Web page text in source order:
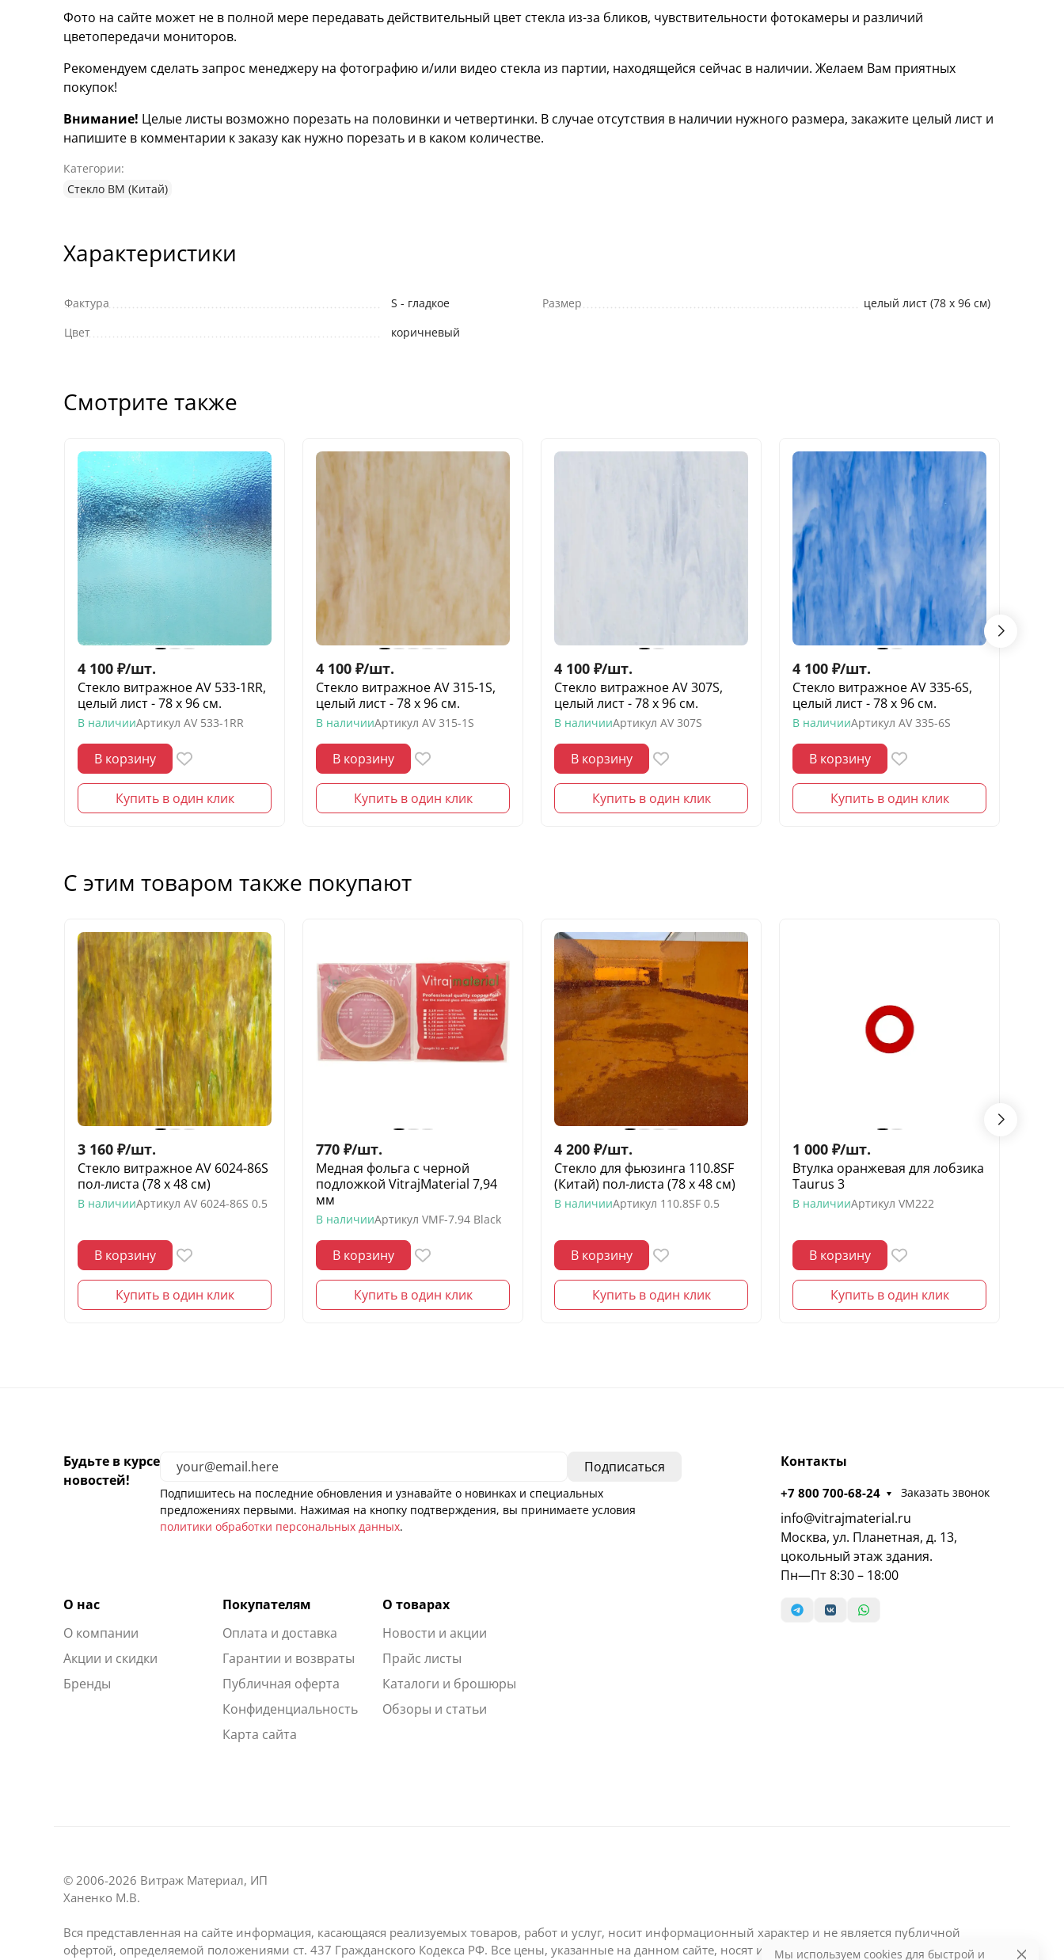
Фото на сайте может не в полной мере передавать действительный цвет стекла из-за бликов, чувствительности фотокамеры и различий
цветопередачи мониторов.
Рекомендуем сделать запрос менеджеру на фотографию и/или видео стекла из партии, находящейся сейчас в наличии. Желаем Вам приятных
покупок!
Внимание! Целые листы возможно порезать на половинки и четвертинки. В случае отсутствия в наличии нужного размера, закажите целый лист и
напишите в комментарии к заказу как нужно порезать и в каком количестве.
Категории:
Стекло ВМ (Китай)
Характеристики
Фактура
S - гладкое
Цвет
коричневый
Размер целый лист (78 х 96 см)
Смотрите также
4 100 ₽/шт.
Стекло витражное AV 533-1RR,
целый лист - 78 х 96 cм.
В наличииАртикул AV 533-1RR
В корзину
Купить в один клик
4 100 ₽/шт.
Стекло витражное AV 315-1S,
целый лист - 78 х 96 cм.
В наличииАртикул AV 315-1S
В корзину
Купить в один клик
4 100 ₽/шт.
Стекло витражное AV 307S,
целый лист - 78 х 96 cм.
В наличииАртикул AV 307S
В корзину
Купить в один клик
4 100 ₽/шт.
Стекло витражное AV 335-6S,
целый лист - 78 х 96 cм.
В наличииАртикул AV 335-6S
В корзину
Купить в один клик
С этим товаром также покупают
3 160 ₽/шт.
Стекло витражное AV 6024-86S
пол-листа (78 х 48 см)
В наличииАртикул AV 6024-86S 0.5
В корзину
Купить в один клик
770 ₽/шт.
Медная фольга с черной
подложкой VitrajMaterial 7,94
мм
В наличииАртикул VMF-7.94 Black
В корзину
Купить в один клик
4 200 ₽/шт.
Стекло для фьюзинга 110.8SF
(Китай) пол-листа (78 х 48 см)
В наличииАртикул 110.8SF 0.5
В корзину
Купить в один клик
1 000 ₽/шт.
Втулка оранжевая для лобзика
Taurus 3
В наличииАртикул VM222
В корзину
Купить в один клик
Будьте в курсе
новостей!
Подпишитесь на последние обновления и узнавайте о новинках и специальных
предложениях первыми. Нажимая на кнопку подтверждения, вы принимаете условия
политики обработки персональных данных.
О нас
О компании
Акции и скидки
Бренды
Покупателям
Оплата и доставка
Гарантии и возвраты
Публичная оферта
Конфиденциальность
Карта сайта
О товарах
Новости и акции
Прайс листы
Каталоги и брошюры
Обзоры и статьи
Контакты
+7 800 700-68-24 Заказать звонок
info@vitrajmaterial.ru
Москва, ул. Планетная, д. 13,
цокольный этаж здания.
Пн—Пт 8:30 – 18:00
© 2006-2026 Витраж Материал, ИП
Ханенко М.В.
Вся представленная на сайте информация, касающаяся реализуемых товаров, работ и услуг, носит информационный характер и не является публичной
офертой, определяемой положениями ст. 437 Гражданского Кодекса РФ. Все цены, указанные на данном сайте, носят информационный характер и являются
Мы используем cookies для быстрой и